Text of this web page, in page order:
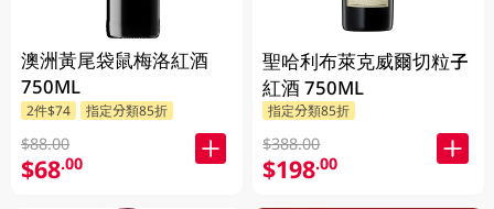
澳洲黃尾袋鼠梅洛紅酒
750ML
2件$74 指定分類85折
$88.00
$68.00
聖哈利布萊克威爾切粒子
紅酒 750ML
指定分類85折
$388.00
$198.00